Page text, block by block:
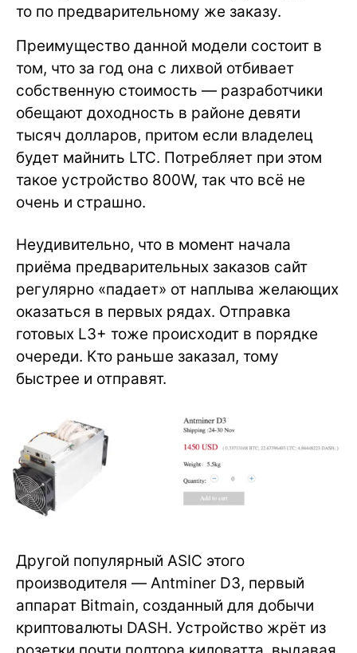
то по предварительному же заказу.
Преимущество данной модели состоит в
том, что за год она с лихвой отбивает
собственную стоимость — разработчики
обещают доходность в районе девяти
тысяч долларов, притом если владелец
будет майнить LTC. Потребляет при этом
такое устройство 800W, так что всё не
очень и страшно.
Неудивительно, что в момент начала
приёма предварительных заказов сайт
регулярно «падает» от наплыва желающих
оказаться в первых рядах. Отправка
готовых L3+ тоже происходит в порядке
очереди. Кто раньше заказал, тому
быстрее и отправят.
Другой популярный ASIC этого
производителя — Antminer D3, первый
аппарат Bitmain, созданный для добычи
криптовалюты DASH. Устройство жрёт из